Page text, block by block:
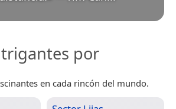
por
en cada rincón del mundo.